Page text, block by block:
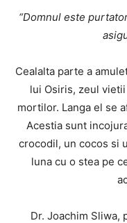
“Domnul este
Cealalta parte a
lui Osiris, zeul
mortilor. Langa el se
Acestia sunt
crocodil, un cocos si
luna cu o stea pe
Dr. Joachim